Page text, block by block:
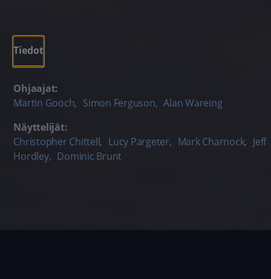
Tiedot
Ohjaajat:
Martin Gooch, Simon Ferguson, Alan Wareing
Näyttelijät:
Christopher Chittell, Lucy Pargeter, Mark Charnock, Jeff
Hordley, Dominic Brunt